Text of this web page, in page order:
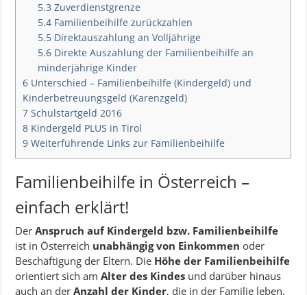
5.3 Zuverdienstgrenze
5.4Familienbeihilfe zurückzahlen
5.5Direktauszahlung an Volljährige
5.6Direkte Auszahlung der Familienbeihilfe an
minderjährige Kinder
6 Unterschied – Familienbeihilfe (Kindergeld) und
Kinderbetreuungsgeld (Karenzgeld)
7 Schulstartgeld 2016
8 Kindergeld PLUS in Tirol
9 Weiterführende Links zur Familienbeihilfe
Familienbeihilfe in Österreich –
einfach erklärt!
DerAnspruch auf Kindergeld bzw. Familienbeihilfe
ist in Österreich unabhängig von Einkommen oder
Beschäftigung der Eltern. Die Höhe der Familienbeihilfe
orientiert sich amAlter des Kindes und darüber hinaus
auch an derAnzahl der Kinder, die in der Familie leben.